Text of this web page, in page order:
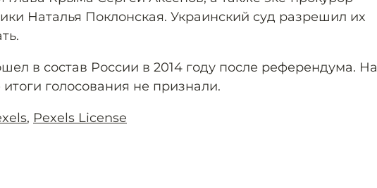
Наталья Поклонская. Украинский суд разрешил их
в состав России в 2014 году после референдума. На
голосования не признали.
, Pexels License